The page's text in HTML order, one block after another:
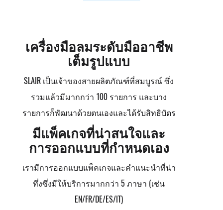
เครื่องมือลมระดับมืออาชีพ
เต็มรูปแบบ
SLAIR เป็นเจ้าของสายผลิตภัณฑ์ที่สมบูรณ์ ซึ่ง
รวมแล้วมีมากกว่า 100 รายการ และบาง
รายการก็พัฒนาด้วยตนเองและได้รับสิทธิบัตร
มีแพ็คเกจที่น่าสนใจและ
การออกแบบที่กำหนดเอง
เรามีการออกแบบแพ็คเกจและคำแนะนำที่น่า
ทึ่งซึ่งมีให้บริการมากกว่า 5 ภาษา (เช่น
EN/FR/DE/ES/IT)